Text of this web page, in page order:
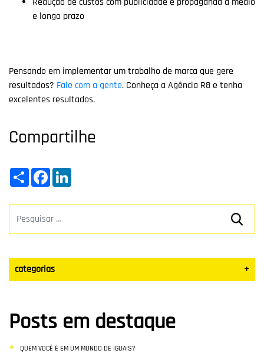
e longo prazo
Pensando em implementar um trabalho de marca que gere
resultados? Fale com a gente. Conheça a Agência R8 e tenha
excelentes resultados.
Compartilhe
ShareFacebook
categorias +
Blog
Vendas
Posts em destaque
QUEM VOCÊ É EM UM MUNDO DE IGUAIS?